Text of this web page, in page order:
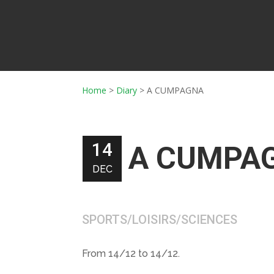
Home > Diary >A CUMPAGNA
14
DEC A
SPORTS/LOISIRS/SCIENCES
From 14/12 to 14/12.